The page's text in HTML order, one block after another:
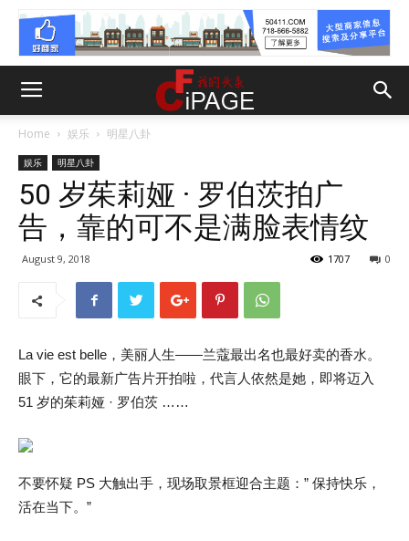
Home 娱乐 明星八卦
娱乐 明星八卦
50 岁茱莉娅 · 罗伯茨拍广
告，靠的可不是满脸表情纹
August 9, 2018 0
1707
La vie est belle，美丽人生——兰蔻最出名也最好卖的香水。
眼下，它的最新广告片开拍啦，代言人依然是她，即将迈入
51 岁的茱莉娅 · 罗伯茨 ……
不要怀疑 PS 大触出手，现场取景框迎合主题：” 保持快乐，
活在当下。”